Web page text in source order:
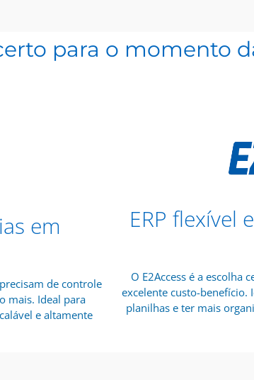
para o momento
em
de controle
mais. Ideal para
e altamente
ERP flexível
O E2Access é a escolha
excelente custo-benefício.
planilhas e ter mais